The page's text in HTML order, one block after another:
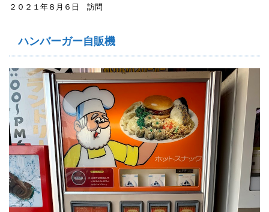
２０２１年８月６日 訪問
ハンバーガー自販機